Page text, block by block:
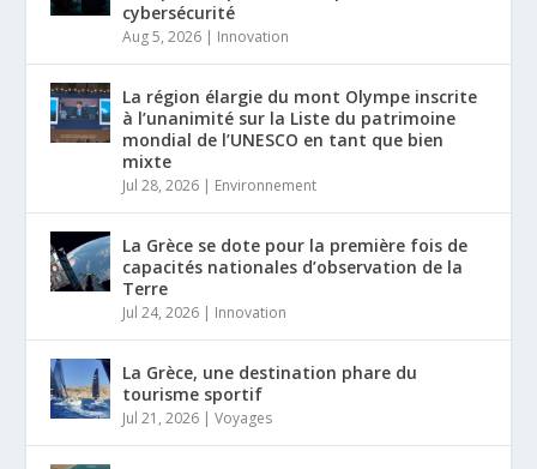
cybersécurité
Aug 5, 2026 | Innovation
La région élargie du mont Olympe inscrite
à l’unanimité sur la Liste du patrimoine
mondial de l’UNESCO en tant que bien
mixte
Jul 28, 2026 | Environnement
La Grèce se dote pour la première fois de
capacités nationales d’observation de la
Terre
Jul 24, 2026 | Innovation
La Grèce, une destination phare du
tourisme sportif
Jul 21, 2026 |Voyages